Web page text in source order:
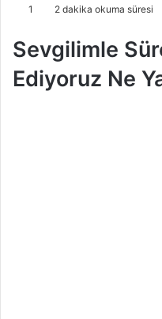
1 2 dakika okuma süresi
Sevgilimle
Ediyoruz Ne